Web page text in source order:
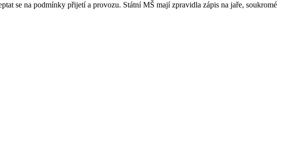
se na podmínky přijetí a provozu. Státní MŠ mají zpravidla zápis na jaře, soukromé